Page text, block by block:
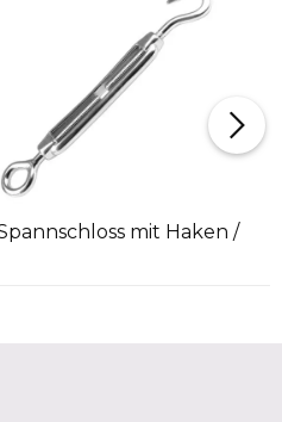
mit Haken /